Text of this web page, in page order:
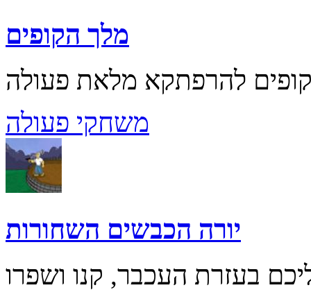
מלך הקופים
משחקי פעולה
יורה הכבשים השחורות